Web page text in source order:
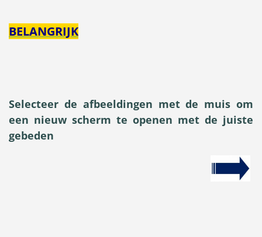
BELANGRIJK
Selecteer de afbeeldingen met de muis om
een nieuw scherm te openen met de juiste
gebeden